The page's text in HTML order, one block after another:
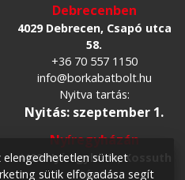
Debrecenben
4029 Debrecen, Csapó utca
58.
+36 70 557 1150
info@borkabatbolt.hu
Nyitva tartás:
Nyitás: szeptember 1.
Nyíregyházán
4400 Nyíregyháza, Kossuth
tér 1.
elengedhetetlen sütiket
sütik elfogadása segít